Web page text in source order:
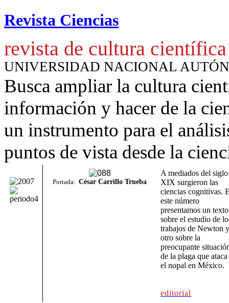
Revista Ciencias
revista de cultura científica
UNIVERSIDAD NACIONAL
Busca ampliar la cultura
información y hacer de la
un instrumento para el
puntos de vista desde la
Portada: César Carrillo Trueba
A mediados del siglo
XIX surgieron las
ciencias cognitivas.
este número
presentamos un texto
sobre el estudio de
trabajos de Newton y
otro sobre la
preocupante
de la plaga que ataca
el nopal en México.
editorial